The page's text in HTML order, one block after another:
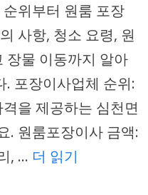
위부터 원룸 포장
사항, 청소 요령, 원
장물 이동까지 알아
. 포장이사업체 순위:
을 제공하는 심천면
. 원룸포장이사 금액:
, … 더 읽기